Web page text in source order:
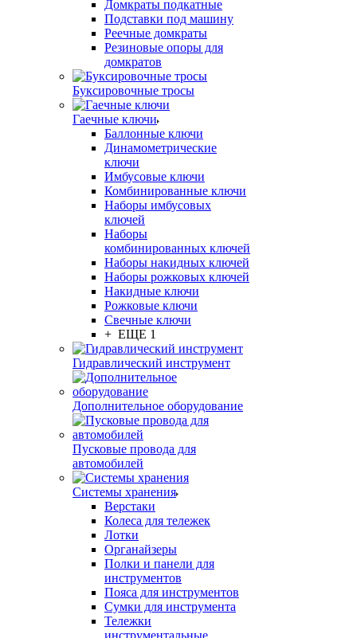
Домкраты подкатные
Подставки под машину
Реечные домкраты
Резиновые опоры для
домкратов
Буксировочные тросы
Гаечные ключи
Баллонные ключи
Динамометрические
ключи
Имбусовые ключи
Комбинированные ключи
Наборы имбусовых
ключей
Наборы
комбинированных ключей
Наборы накидных ключей
Наборы рожковых ключей
Накидные ключи
Рожковые ключи
Свечные ключи
+ ЕЩЕ 1
Гидравлический инструмент
Дополнительное оборудование
Пусковые провода для
автомобилей
Системы хранения
Верстаки
Колеса для тележек
Лотки
Органайзеры
Полки и панели для
инструментов
Пояса для инструментов
Сумки для инструмента
Тележки
инструментальные